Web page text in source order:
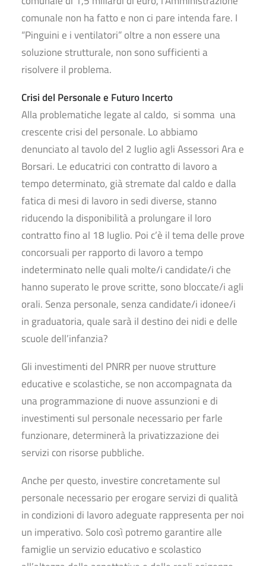
comunale non ha fatto e non ci pare intenda fare. I
“Pinguini e i ventilatori” oltre a non essere una
soluzione strutturale, non sono sufficienti a
risolvere il problema.
Crisi del Personale e Futuro Incerto
Alla problematiche legate al caldo, si somma una
crescente crisi del personale. Lo abbiamo
denunciato al tavolo del 2 luglio agli Assessori Ara e
Borsari. Le educatrici con contratto di lavoro a
tempo determinato, già stremate dal caldo e dalla
fatica di mesi di lavoro in sedi diverse, stanno
riducendo la disponibilità a prolungare il loro
contratto fino al 18 luglio. Poi c’è il tema delle prove
concorsuali per rapporto di lavoro a tempo
indeterminato nelle quali molte/i candidate/i che
hanno superato le prove scritte, sono bloccate/i agli
orali. Senza personale, senza candidate/i idonee/i
in graduatoria, quale sarà il destino dei nidi e delle
scuole dell’infanzia?
Gli investimenti del PNRR per nuove strutture
educative e scolastiche, se non accompagnata da
una programmazione di nuove assunzioni e di
investimenti sul personale necessario per farle
funzionare, determinerà la privatizzazione dei
servizi con risorse pubbliche.
Anche per questo, investire concretamente sul
personale necessario per erogare servizi di qualità
in condizioni di lavoro adeguate rappresenta per noi
un imperativo. Solo così potremo garantire alle
famiglie un servizio educativo e scolastico